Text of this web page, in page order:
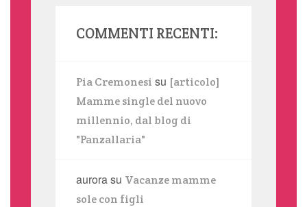
COMMENTI RECENTI:
Pia Cremonesi su [articolo]
Mamme single del nuovo
millennio, dal blog di
"Panzallaria"
aurorasu Vacanze mamme
sole con figli